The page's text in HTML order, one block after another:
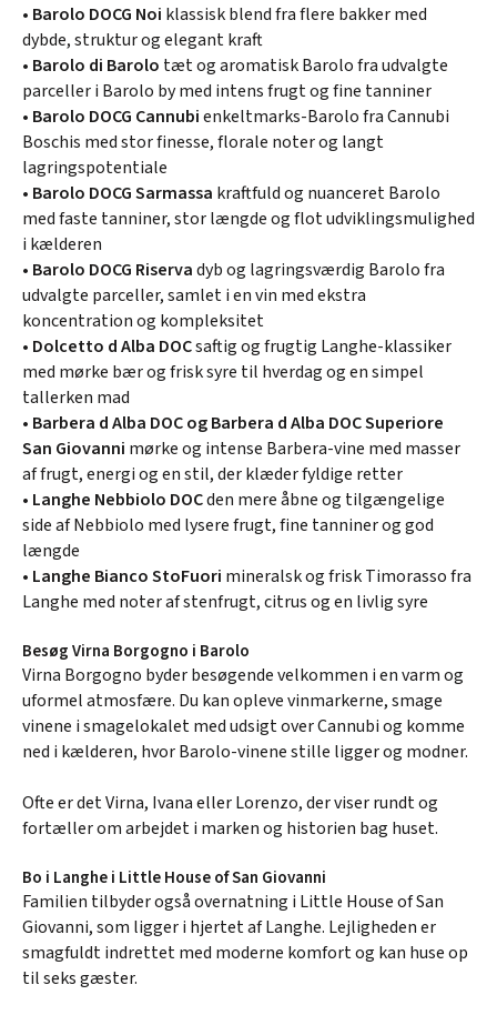
• Barolo DOCG Noi klassisk blend fra flere bakker med
dybde, struktur og elegant kraft
• Barolo di Barolo tæt og aromatisk Barolo fra udvalgte
parceller i Barolo by med intens frugt og fine tanniner
• Barolo DOCG Cannubienkeltmarks-Barolo fra Cannubi
Boschis med stor finesse, florale noter og langt
lagringspotentiale
• Barolo DOCG Sarmassa kraftfuld og nuanceret Barolo
med faste tanniner, stor længde og flot udviklingsmulighed
i kælderen
• Barolo DOCG Riservadyb og lagringsværdig Barolo fra
udvalgte parceller, samlet i en vin med ekstra
koncentration og kompleksitet
• Dolcetto d Alba DOCsaftig og frugtig Langhe-klassiker
med mørke bær og frisk syre til hverdag og en simpel
tallerken mad
• Barbera d Alba DOC og Barbera d Alba DOC Superiore
San Giovanni mørke og intense Barbera-vine med masser
af frugt, energi og en stil, der klæder fyldige retter
• Langhe Nebbiolo DOCden mere åbne og tilgængelige
side af Nebbiolo med lysere frugt, fine tanniner og god
længde
• Langhe Bianco StoFuori mineralsk og frisk Timorasso fra
Langhe med noter af stenfrugt, citrus og en livlig syre
Besøg Virna Borgogno i Barolo
Virna Borgogno byder besøgende velkommen i en varm og
uformel atmosfære. Du kan opleve vinmarkerne, smage
vinene i smagelokalet med udsigt over Cannubi og komme
ned i kælderen, hvor Barolo-vinene stille ligger og modner.
Ofte er det Virna, Ivana eller Lorenzo, der viser rundt og
fortæller om arbejdet i marken og historien bag huset.
Bo i Langhe i Little House of San Giovanni
Familien tilbyder også overnatning i Little House of San
Giovanni, som ligger i hjertet af Langhe. Lejligheden er
smagfuldt indrettet med moderne komfort og kan huse op
til seks gæster.